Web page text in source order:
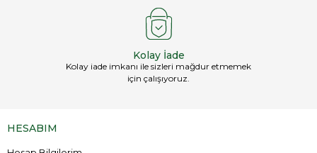
Kolay İade
Kolay iade imkanı ile sizleri mağdur etmemek
için çalışıyoruz.
HESABIM